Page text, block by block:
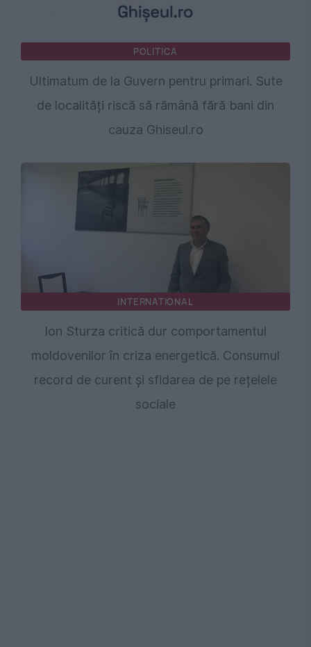
POLITICA
Ultimatum de la Guvern pentru primari. Sute
de localități riscă să rămână fără bani din
cauza Ghiseul.ro
INTERNATIONAL
Ion Sturza critică dur comportamentul
moldovenilor în criza energetică. Consumul
record de curent și sfidarea de pe rețelele
sociale